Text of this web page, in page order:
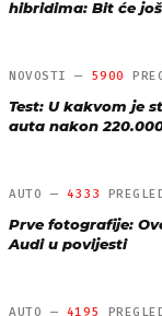
hibridima: Bit će
NOVOSTI — 5900
Test: U kakvom je
auta nakon
AUTO — 4333
Prve fotografije:
Audi u povijesti
AUTO — 4195